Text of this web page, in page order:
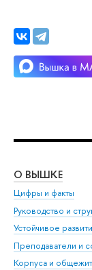
О ВЫШКЕ
Цифры и факты
Руководство и
Устойчивое
Преподаватели и
Корпуса и